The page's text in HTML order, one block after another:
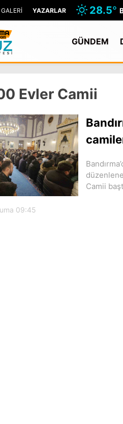
GALERİ YAZARLAR 28.5°
GÜNDEM
Evler Camii
Camii
09:45